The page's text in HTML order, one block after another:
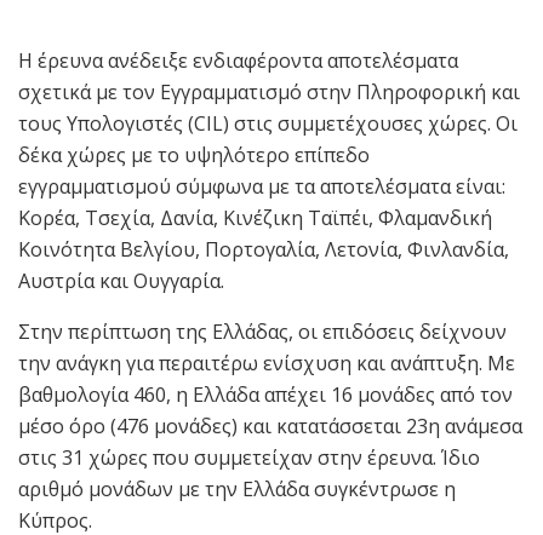
Η έρευνα ανέδειξε ενδιαφέροντα αποτελέσματα
σχετικά με τον Εγγραμματισμό στην Πληροφορική και
τους Υπολογιστές (CIL) στις συμμετέχουσες χώρες. Οι
δέκα χώρες με το υψηλότερο επίπεδο
εγγραμματισμού σύμφωνα με τα αποτελέσματα είναι:
Κορέα, Τσεχία, Δανία, Κινέζικη Ταϊπέι, Φλαμανδική
Κοινότητα Βελγίου, Πορτογαλία, Λετονία, Φινλανδία,
Αυστρία και Ουγγαρία.
Στην περίπτωση της Ελλάδας, οι επιδόσεις δείχνουν
την ανάγκη για περαιτέρω ενίσχυση και ανάπτυξη. Με
βαθμολογία 460, η Ελλάδα απέχει 16 μονάδες από τον
μέσο όρο (476 μονάδες) και κατατάσσεται 23η ανάμεσα
στις 31 χώρες που συμμετείχαν στην έρευνα. Ίδιο
αριθμό μονάδων με την Ελλάδα συγκέντρωσε η
Κύπρος.